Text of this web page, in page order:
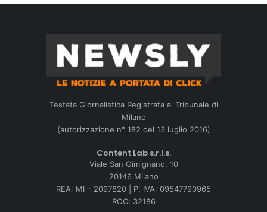
Testata Giornalistica Registrata al Tribunale di
Milano
(autorizzazione n° 182 del 13 luglio 2016)
Content Lab s.r.l.s.
Viale San Gimignano, 10
20146 Milano
REA: MI – 2097820 | P. IVA: 09547790965
ROC: 32186